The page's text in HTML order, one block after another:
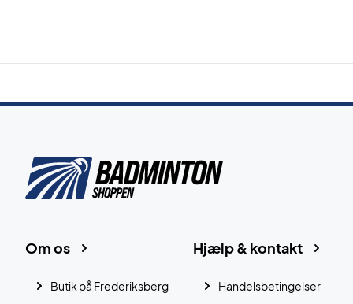
Hjælp & kontakt
Handelsbetingelser
Om os
Butik på Frederiksberg